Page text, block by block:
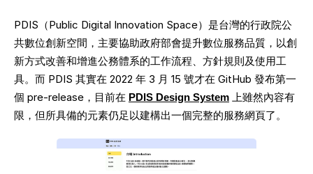
PDIS（Public Digital Innovation Space）是台灣的行政院公
共數位創新空間，主要協助政府部會提升數位服務品質，以創
新方式改善和增進公務體系的工作流程、方針規則及使用工
具。而 PDIS 其實在 2022 年 3 月 15 號才在 GitHub 發布第一
個 pre-release，目前在 PDIS Design System 上雖然內容有
限，但所具備的元素仍足以建構出一個完整的服務網頁了。